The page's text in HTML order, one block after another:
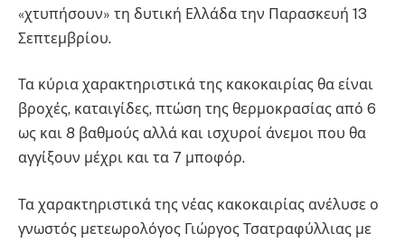
«χτυπήσουν» τη δυτική Ελλάδα την Παρασκευή 13
Σεπτεμβρίου.
Τα κύρια χαρακτηριστικά της κακοκαιρίας θα είναι
βροχές, καταιγίδες, πτώση της θερμοκρασίας από 6
ως και 8 βαθμούς αλλά και ισχυροί άνεμοι που θα
αγγίξουν μέχρι και τα 7 μποφόρ.
Τα χαρακτηριστικά της νέας κακοκαιρίας ανέλυσε ο
γνωστός μετεωρολόγος Γιώργος Τσατραφύλλιας με